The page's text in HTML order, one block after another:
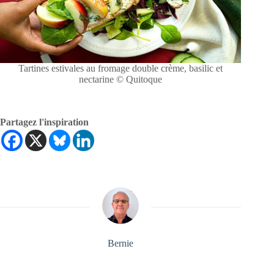
Tartines estivales au fromage double crème, basilic et
nectarine © Quitoque
Partagez l'inspiration
Bernie